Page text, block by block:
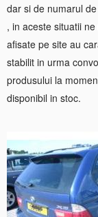
dar si de numarul
, in aceste situatii
afisate pe site au
stabilit in urma
produsului la
disponibil in stoc.